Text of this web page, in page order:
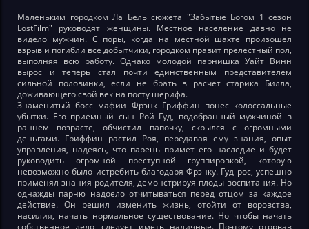
Маленьким городком Ла Бель сюжета "Забытые Богом 1 сезон
LostFilm" руководят женщины. Местное население давно не
видело мужчин. С поры, когда на местной шахте произошел
взрыв и погибли все добытчики, городком правит прелестный пол,
выполняя всю работу. Однако молодой парнишка Уайт Винн
вырос и теперь стал почти единственным представителем
сильной половинки, если не брать в расчет старика Билла,
доживающего свой век на посту шерифа.
Знаменитый босс мафии Фрэнк Гриффин понес колоссальные
убытки. Его приемный сын Рой Гуд, подобранный мужчиной в
раннем возрасте, обчистил папочку, скрылся с огромными
деньгами. Гриффин растил Роя, передавая ему знания, опыт
управления, надеясь, что парень примет его наследие и будет
руководить огромной преступной группировкой, которую
невозможно было истребить благодаря Фрэнку. Гуд рос, успешно
применял знания родителя, демонстрируя плоды воспитания. Но
однажды парню надоело отчитываться перед отцом за каждое
действие. Он решил изменить жизнь, отойти от воровства,
насилия, начать нормальное существование. Но чтобы начать